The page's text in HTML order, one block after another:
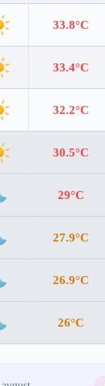
33.8°C
33.4°C
32.2°C
30.5°C
29°C
27.9°C
26.9°C
26°C